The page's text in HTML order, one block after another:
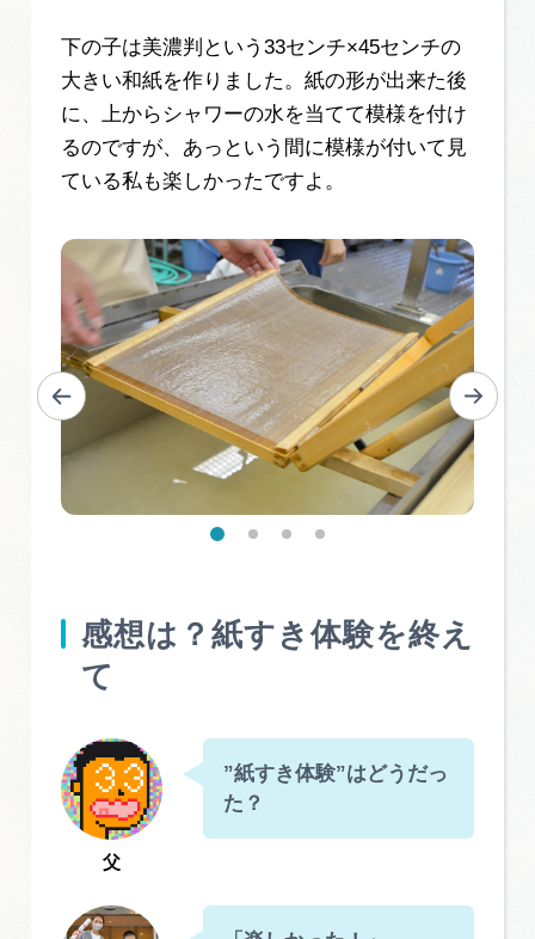
下の子は美濃判という33センチ×45センチの
大きい和紙を作りました。紙の形が出来た後
に、上からシャワーの水を当てて模様を付け
るのですが、あっという間に模様が付いて見
ている私も楽しかったですよ。
感想は？紙すき体験を終え
て
父
”紙すき体験”はどうだっ
た？